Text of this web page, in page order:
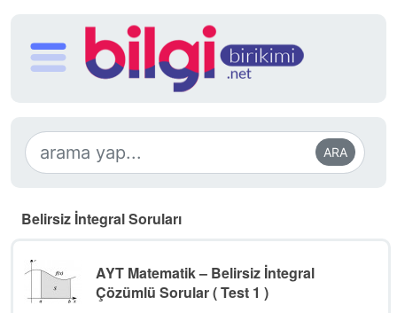
ARA
Belirsiz İntegral Soruları
AYT Matematik – Belirsiz İntegral
Çözümlü Sorular ( Test 1 )